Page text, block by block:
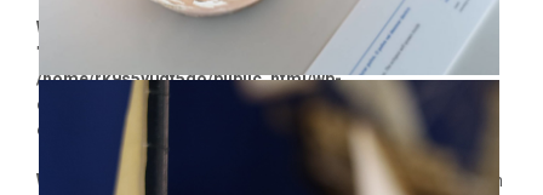
Warning
"dethemekit_gallery_image_cell_tablet" in
/home/rk9s5y0dt5go/public_html/wp-
content/plugins/dethemekit-for-
elementor/widgets/dethemekit-grid.phpon line
Warning
: Trying to access array offset on value of type null in